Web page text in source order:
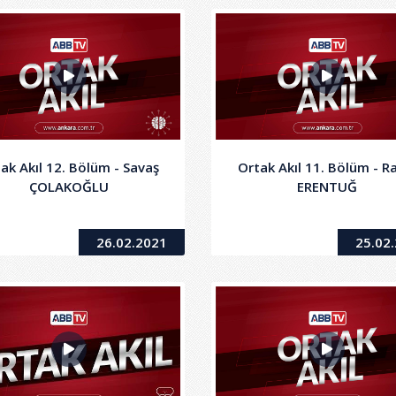
Akıl 12. Bölüm - Savaş
ÇOLAKOĞLU
26.02.2021
Ortak Akıl 11. Bölüm -
ERENTUĞ